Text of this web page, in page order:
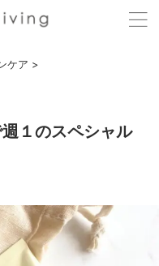
ケア >
１のスペシャル